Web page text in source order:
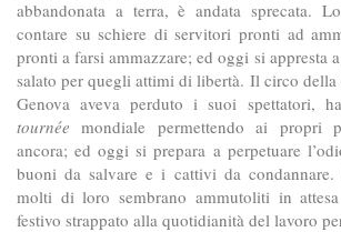
abbandonata a terra, è andata sprecata.
contare su schiere di servitori pronti ad
pronti a farsi ammazzare; ed oggi si appresta
salato per quegli attimi di libertà. Il circo della
Genova aveva perduto i suoi spettatori,
tournée mondiale permettendo ai propri
ancora; ed oggi si prepara a perpetuare
buoni da salvare e i cattivi da
molti di loro sembrano ammutoliti in
festivo strappato alla quotidianità del lavoro